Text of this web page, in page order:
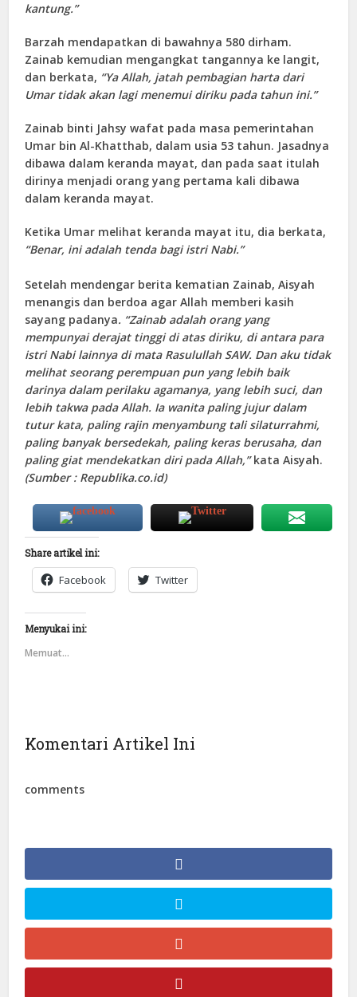
kantung.”
Barzah mendapatkan di bawahnya 580 dirham.
Zainab kemudian mengangkat tangannya ke langit,
dan berkata, “Ya Allah, jatah pembagian harta dari
Umar tidak akan lagi menemui diriku pada tahun ini.”
Zainab binti Jahsy wafat pada masa pemerintahan
Umar bin Al-Khatthab, dalam usia 53 tahun. Jasadnya
dibawa dalam keranda mayat, dan pada saat itulah
dirinya menjadi orang yang pertama kali dibawa
dalam keranda mayat.
Ketika Umar melihat keranda mayat itu, dia berkata,
“Benar, ini adalah tenda bagi istri Nabi.”
Setelah mendengar berita kematian Zainab, Aisyah
menangis dan berdoa agar Allah memberi kasih
sayang padanya. “Zainab adalah orang yang
mempunyai derajat tinggi di atas diriku, di antara para
istri Nabi lainnya di mata Rasulullah SAW. Dan aku tidak
melihat seorang perempuan pun yang lebih baik
darinya dalam perilaku agamanya, yang lebih suci, dan
lebih takwa pada Allah. Ia wanita paling jujur dalam
tutur kata, paling rajin menyambung tali silaturrahmi,
paling banyak bersedekah, paling keras berusaha, dan
paling giat mendekatkan diri pada Allah,”kata Aisyah.
(Sumber : Republika.co.id)
Share artikel ini:
Facebook Twitter
Menyukai ini:
Memuat...
Komentari Artikel Ini
comments